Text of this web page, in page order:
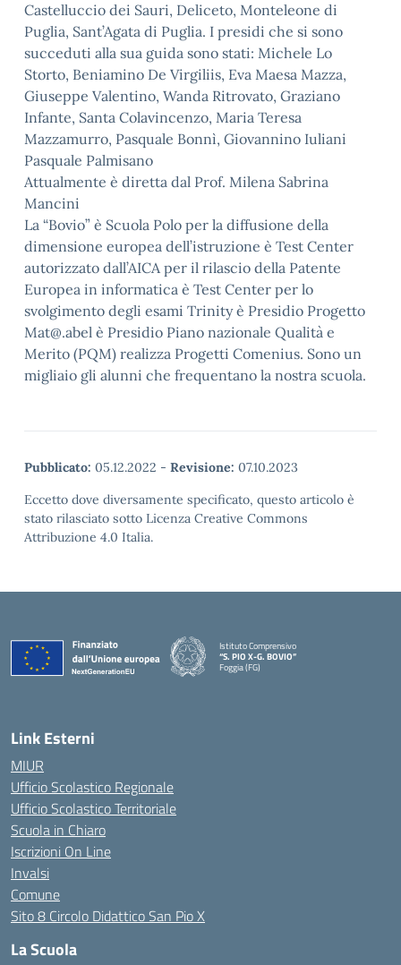
Castelluccio dei Sauri, Deliceto, Monteleone di
Puglia, Sant’Agata di Puglia. I presidi che si sono
succeduti alla sua guida sono stati: Michele Lo
Storto, Beniamino De Virgiliis, Eva Maesa Mazza,
Giuseppe Valentino, Wanda Ritrovato, Graziano
Infante, Santa Colavincenzo, Maria Teresa
Mazzamurro, Pasquale Bonnì, Giovannino Iuliani
Pasquale Palmisano
Attualmente è diretta dal Prof. Milena Sabrina
Mancini
La “Bovio” è Scuola Polo per la diffusione della
dimensione europea dell’istruzione è Test Center
autorizzato dall’AICA per il rilascio della Patente
Europea in informatica è Test Center per lo
svolgimento degli esami Trinity è Presidio Progetto
Mat@.abel è Presidio Piano nazionale Qualità e
Merito (PQM) realizza Progetti Comenius. Sono un
migliaio gli alunni che frequentano la nostra scuola.
Pubblicato: 05.12.2022 - Revisione: 07.10.2023
Eccetto dove diversamente specificato, questo articolo è
stato rilasciato sotto Licenza Creative Commons
Attribuzione 4.0 Italia.
Istituto Comprensivo
“S. PIO X-G. BOVIO”
Foggia (FG)
— Visita la pagina iniziale della scuola
Link Esterni
MIUR
Ufficio Scolastico Regionale
Ufficio Scolastico Territoriale
Scuola in Chiaro
Iscrizioni On Line
Invalsi
Comune
Sito 8 Circolo Didattico San Pio X
La Scuola